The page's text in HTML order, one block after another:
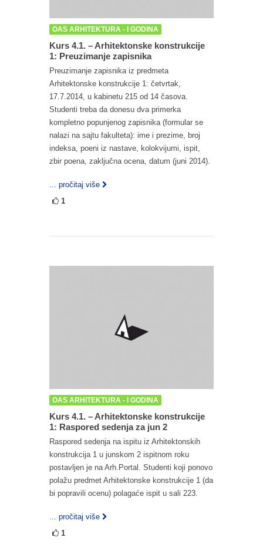
OAS ARHITEKTURA - I GODINA
Kurs 4.1. – Arhitektonske konstrukcije
1: Preuzimanje zapisnika
Preuzimanje zapisnika iz predmeta
Arhitektonske konstrukcije 1: četvrtak,
17.7.2014, u kabinetu 215 od 14 časova.
Studenti treba da donesu dva primerka
kompletno popunjenog zapisnika (formular se
nalazi na sajtu fakulteta): ime i prezime, broj
indeksa, poeni iz nastave, kolokvijumi, ispit,
zbir poena, zaključna ocena, datum (juni 2014).
... pročitaj više
1
OAS ARHITEKTURA - I GODINA
Kurs 4.1. – Arhitektonske konstrukcije
1: Raspored sedenja za jun 2
Raspored sedenja na ispitu iz Arhitektonskih
konstrukcija 1 u junskom 2 ispitnom roku
postavljen je na Arh.Portal. Studenti koji ponovo
polažu predmet Arhitektonske konstrukcije 1 (da
bi popravili ocenu) polagaće ispit u sali 223.
... pročitaj više
1